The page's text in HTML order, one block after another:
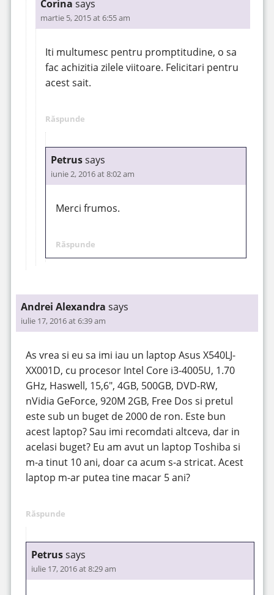
Corina says
martie 5, 2015 at 6:55 am
Iti multumesc pentru promptitudine, o sa
fac achizitia zilele viitoare. Felicitari pentru
acest sait.
Răspunde
Petrussays
iunie 2, 2016 at 8:02 am
Merci frumos.
Răspunde
Andrei Alexandra says
iulie 17, 2016 at 6:39 am
As vrea si eu sa imi iau un laptop Asus X540LJ-
XX001D, cu procesor Intel Core i3-4005U, 1.70
GHz, Haswell, 15,6″, 4GB, 500GB, DVD-RW,
nVidia GeForce, 920M 2GB, Free Dos si pretul
este sub un buget de 2000 de ron. Este bun
acest laptop? Sau imi recomdati altceva, dar in
acelasi buget? Eu am avut un laptop Toshiba si
m-a tinut 10 ani, doar ca acum s-a stricat. Acest
laptop m-ar putea tine macar 5 ani?
Răspunde
Petrussays
iulie 17, 2016 at 8:29 am